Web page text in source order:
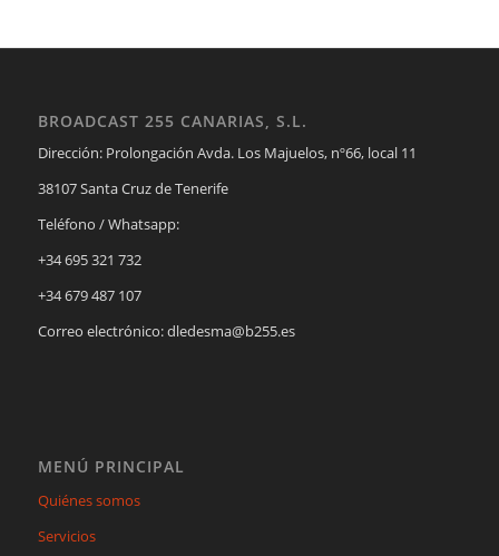
BROADCAST 255 CANARIAS, S.L.
Dirección: Prolongación Avda. Los Majuelos, nº66, local 11
38107 Santa Cruz de Tenerife
Teléfono / Whatsapp:
+34 695 321 732
+34 679 487 107
Correo electrónico: dledesma@b255.es
MENÚ PRINCIPAL
Quiénes somos
Servicios